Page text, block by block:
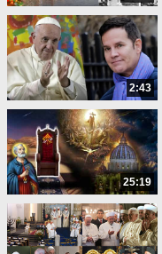
Comunione, è
conduce i non
Un
provenire
Ecco cosa ha
questo
Papa
1829:
Perciò
diceva
mangerà
2:43
25:19